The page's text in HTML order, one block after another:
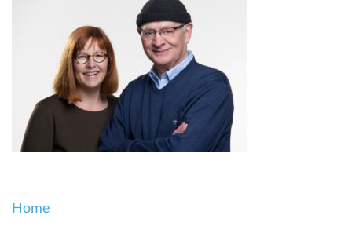
Beitragsnavigation
Home